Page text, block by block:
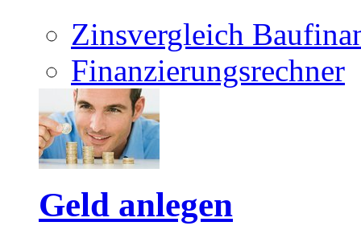
Zinsvergleich
Finanzierungsrechner
Geld anlegen